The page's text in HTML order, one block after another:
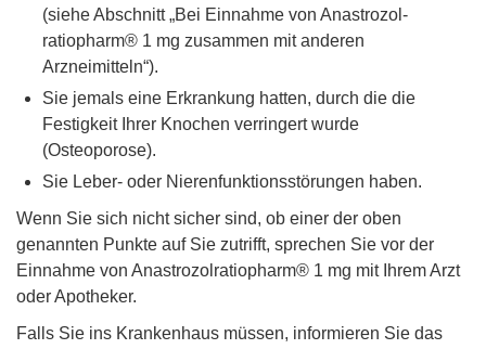
(siehe Abschnitt „Bei Einnahme von Anastrozol-
ratiopharm® 1 mg zusammen mit anderen
Arzneimitteln“).
Sie jemals eine Erkrankung hatten, durch die die
Festigkeit Ihrer Knochen verringert wurde
(Osteoporose).
Sie Leber- oder Nierenfunktionsstörungen haben.
Wenn Sie sich nicht sicher sind, ob einer der oben
genannten Punkte auf Sie zutrifft, sprechen Sie vor der
Einnahme von Anastrozolratiopharm® 1 mg mit Ihrem Arzt
oder Apotheker.
Falls Sie ins Krankenhaus müssen, informieren Sie das